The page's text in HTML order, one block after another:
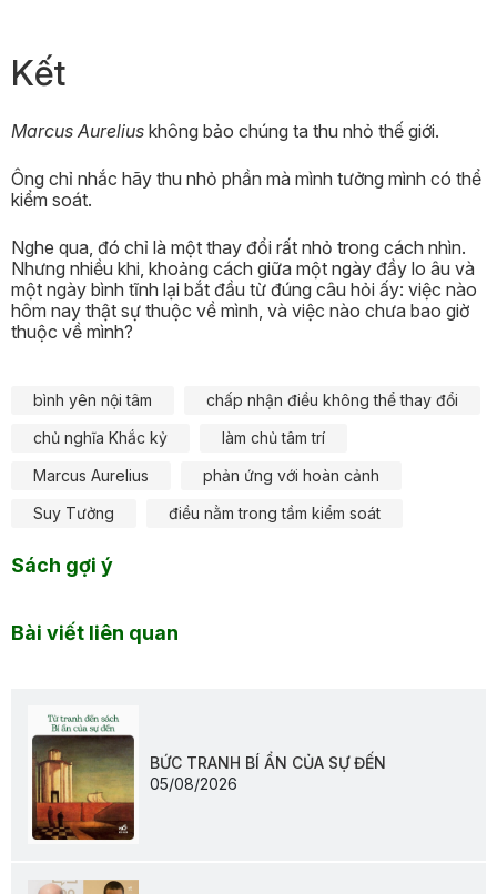
Kết
Marcus Aurelius không bảo chúng ta thu nhỏ thế giới.
Ông chỉ nhắc hãy thu nhỏ phần mà mình tưởng mình có thể
kiểm soát.
Nghe qua, đó chỉ là một thay đổi rất nhỏ trong cách nhìn.
Nhưng nhiều khi, khoảng cách giữa một ngày đầy lo âu và
một ngày bình tĩnh lại bắt đầu từ đúng câu hỏi ấy: việc nào
hôm nay thật sự thuộc về mình, và việc nào chưa bao giờ
thuộc về mình?
bình yên nội tâm
chấp nhận điều không thể thay đổi
chủ nghĩa Khắc kỷ
làm chủ tâm trí
Marcus Aurelius
phản ứng với hoàn cảnh
Suy Tưởng
điều nằm trong tầm kiểm soát
Sách gợi ý
Bài viết liên quan
BỨC TRANH BÍ ẨN CỦA SỰ ĐẾN
05/08/2026